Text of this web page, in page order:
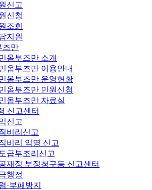
신고
신청
조회
지원
즈만
옴부즈만 소개
옴부즈만 이용안내
옴부즈만 운영현황
옴부즈만 민원신청
옴부즈만 자료실
신고센터
신고
비리신고
비리 익명 신고
급부조리신고
재정 부정청구등 신고센터
행정
·부패방지